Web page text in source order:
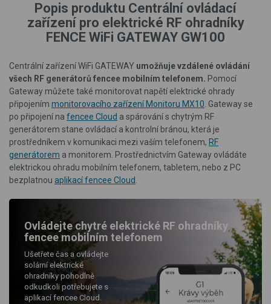
Popis produktu Centrální ovládací
zařízení pro elektrické RF ohradníky
FENCE WiFi GATEWAY GW100
Centrální zařízení WiFi GATEWAY umožňuje vzdálené ovládání
všech RF generátorů fencee mobilním telefonem. Pomocí
Gateway můžete také monitorovat napětí elektrické ohrady
připojením monitorovacího zařízení Monitoru MX10 . Gateway se
po připojení na fencee Cloud a spárování s chytrým RF
generátorem stane ovládací a kontrolní bránou, která je
prostředníkem v komunikaci mezi vaším telefonem, RF
generátorem a monitorem. Prostřednictvím Gateway ovládáte
elektrickou ohradu mobilním telefonem, tabletem, nebo z PC
bezplatnou aplikací fencee Cloud
Ovládejte chytré elektrické RF ohradníky
fencee mobilním telefonem
Ušetřete čas a ovládejte
solární elektrické
ohradníky pohodlně
odkudkoli potřebujete s
aplikací fencee Cloud.